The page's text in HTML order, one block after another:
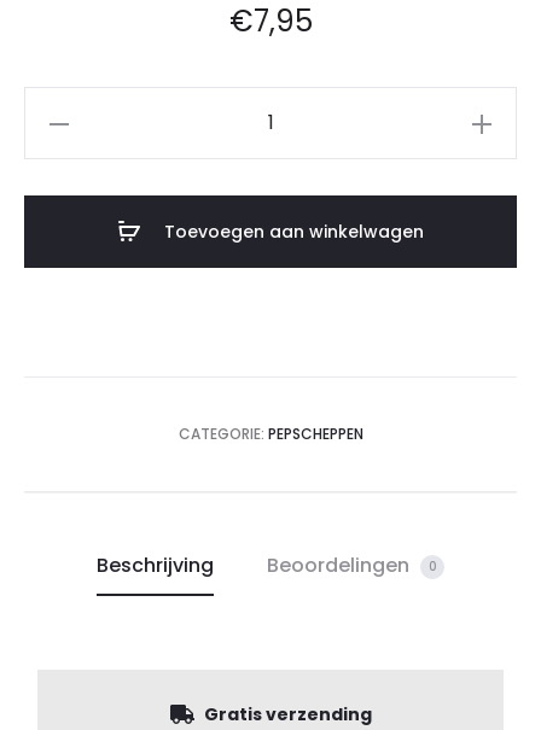
€7,95
Toevoegen aan winkelwagen
CATEGORIE: PEPSCHEPPEN
Beschrijving Beoordelingen 0
Gratis verzending